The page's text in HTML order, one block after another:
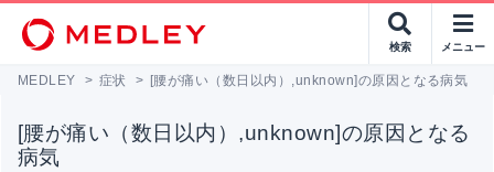
検索 メニュー
MEDLEY > 症状 > [腰が痛い（数日以内）,unknown]の原因となる病気
[腰が痛い（数日以内）,unknown]の原因となる
病気